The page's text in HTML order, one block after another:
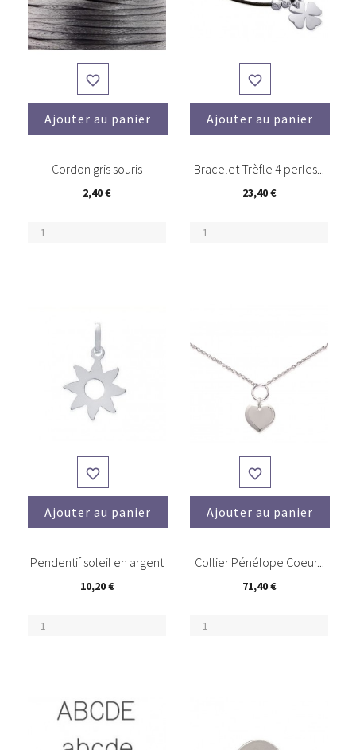

Ajouter au panier
Cordon gris souris
2,40 €

Ajouter au panier
Bracelet Trèfle 4 perles...
23,40 €

Ajouter au panier
Pendentif soleil en argent
10,20 €

Ajouter au panier
Collier Pénélope Coeur...
71,40 €